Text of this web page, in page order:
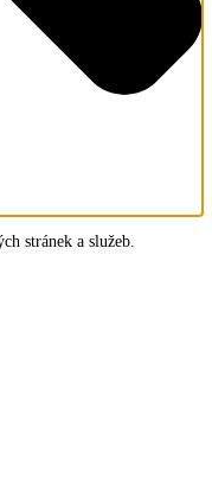
stránek a služeb.